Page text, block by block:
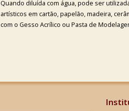
Quando diluída com água, pode ser
artísticos em cartão, papelão, madeira,
com o Gesso Acrílico ou Pasta de